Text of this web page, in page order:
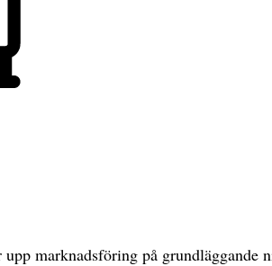
marknadsföring på grundläggande